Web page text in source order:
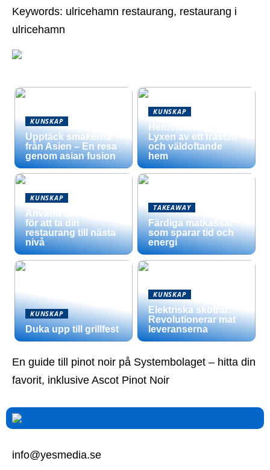
Keywords: ulricehamn restaurang, restaurang i
ulricehamn
KUNSKAP
Upptäck smakerna
från Asien – En resa
genom asian fusion
KUNSKAP
Hemstädning –
Lyxen av ett fräscht
och väldoftande
hem
KUNSKAP
Använd dessa tips
för att ta din
restaurang till nästa
nivå
TAKEAWAY
Färdiga matkassar
som sparar tid och
energi
KUNSKAP
Duka upp till grillfest
KUNSKAP
Elektriska skotrar:
Revolutionerar mat
leveranserna
En guide till pinot noir på Systembolaget – hitta din
favorit, inklusive Ascot Pinot Noir
info@yesmedia.se